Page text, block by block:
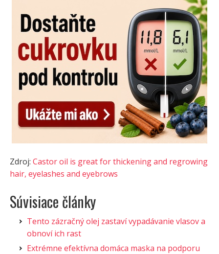
Zdroj: Castor oil is great for thickening and regrowing
hair, eyelashes and eyebrows
Súvisiace články
Tento zázračný olej zastaví vypadávanie vlasov a
obnoví ich rast
Extrémne efektívna domáca maska na podporu